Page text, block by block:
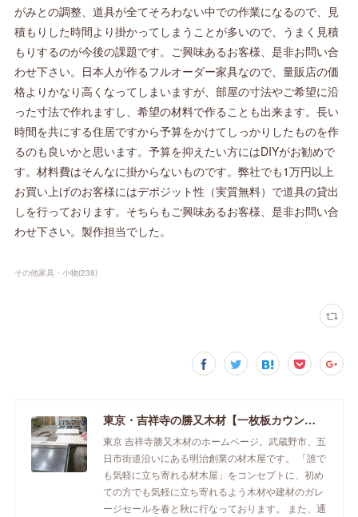
がみとの調整、道具が全てそろわない中での作業になるので、見
積もりした時間より掛かってしまうことが多いので、うまく見積
もりするのが今後の課題です。ご興味あるお客様、是非お問い合
わせ下さい。日本人が作るフルオーダー家具なので、量販店の価
格よりかなり高くなってしまいますが、部屋の寸法やご希望に沿
った寸法で作れますし、希望の材料で作ることも出来ます。長い
時間を共にする住居ですから予算をかけてしっかりしたものを作
るのも良いかと思います。予算を抑えたい方にはDIYがお勧めで
す。材料費はそんなに掛からないものです。弊社でも1万円以上
お買い上げのお客様にはデポジット性（実質無料）で道具の貸出
しを行っております。そちらもご興味あるお客様、是非お問い合
わせ下さい。製作担当でした。
その他家具・小物(238)
東京・吉祥寺の勝又木材【一枚板カウンター】
東京 吉祥寺勝又木材のホームページ。武蔵野市、五
日市街道沿いにある明治創業の材木屋です。 「誰で
も気軽に立ち寄れる材木屋」をコンセプトに、初め
ての方でも気軽に立ち寄れるよう木材や建材のガレ
ージセールを春と秋に行なっております。 また、通